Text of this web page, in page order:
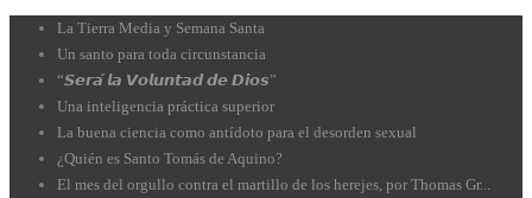
La Tierra Media y Semana Santa
Un santo para toda circunstancia
“𝙎𝙚𝙧𝙖́ 𝙡𝙖 𝙑𝙤𝙡𝙪𝙣𝙩𝙖𝙙 𝙙𝙚 𝘿𝙞𝙤𝙨”
Una inteligencia práctica superior
La buena ciencia como antídoto para el desorden sexual
¿Quién es Santo Tomás de Aquino?
El mes del orgullo contra el martillo de los herejes, por Thomas Gr...